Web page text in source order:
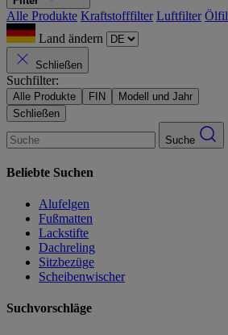
Alle Produkte Kraftstofffilter Luftfilter
Land ändern
Schließen
Suchfilter:
Alle Produkte FIN
Modell und Jahr
Schließen
Suche
Beliebte Suchen
Alufelgen
Fußmatten
Lackstifte
Dachreling
Sitzbezüge
Scheibenwischer
Suchvorschläge